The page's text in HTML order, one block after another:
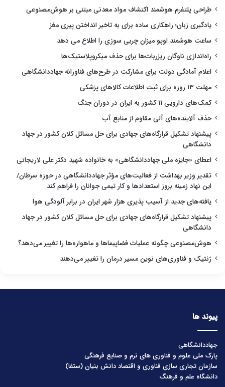
طراحی پلتفرم هوشمند اکتشاف مواد معدنی مبتنی بر هوش‌مصنوعی
یادگیری زبان؛ راهکاری ساده برای به تاخیر انداختن پیری مغز
ساعت هوشمند اوپو میزان چربی سوزی را اطلاع می دهد
راه‌اندازی ناوگان ریزربات‌ها برای حذف میکروپلاستیک‌ها
اعلام آمادگی دولت برای مشارکت در طرح‌های فناورانه جهاددانشگاهی
مهلت ۱۳ روزه برای ثبت اطلاعات کالاهای پزشکی
کمک‌های دارویی ۱۱ کشور به ایران در دوران جنگ
حذف آلاینده‌های آلی مقاوم از منابع آب
پیشنهاد تشکیل قرارگاه‌های جهادی برای حل مسائل کلان کشور در جهاد
دانشگاهی
اعطای «جایزه ملی جهاددانشگاهی» به خانواده شهید دکتر علی لاریجانی
تقدیر وزیر بهداشت از فعالیت‌های مؤثر جهاددانشگاهی در حوزه سرطان/
این نهاد زمینه بروز استعدادها و کار تیمی جوانان را فراهم کند
یافته‌های جدید از آسیب پذیری هزار شهر ایران در برابر آلودگی هوا
پیشنهاد تشکیل قرارگاه‌های جهادی برای حل مسائل کلان کشور در جهاد
دانشگاهی
هوش‌مصنوعی چگونه عملیات فضاپیماها و ماهواره‌ها را تغییر می‌دهد؟
ژنتیک و فناوری‌های نوین مسیر درمان را تغییر می‌دهند
پیوند ها
جهاددانشگاهی
پارک ملی علوم و فناوری های نرم و صنایع فرهنگی
سازمان تجاری سازی فناوری و اقتصاد دانش بنیان (ستفا)
دانشگاه علم و فرهنگ